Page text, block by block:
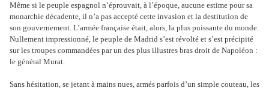
Même si le peuple espagnol n’éprouvait, à l’époque, aucune estime pour sa
monarchie décadente, il n’a pas accepté cette invasion et la destitution de
son gouvernement. L’armée française était, alors, la plus puissante du monde.
Nullement impressionné, le peuple de Madrid s’est révolté et s’est précipité
sur les troupes commandées par un des plus illustres bras droit de Napoléon :
le général Murat.
Sans hésitation, se jetant à mains nues, armés parfois d’un simple couteau, les